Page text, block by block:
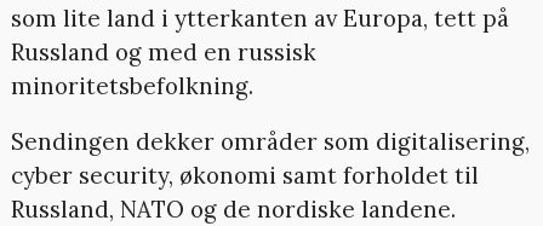
som lite land i ytterkanten av Europa, tett på
Russland og med en russisk
minoritetsbefolkning.
Sendingen dekker områder som digitalisering,
cyber security, økonomi samt forholdet til
Russland, NATO og de nordiske landene.